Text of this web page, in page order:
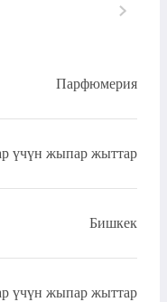
Парфюмерия
үчүн жыпар жыттар
Бишкек
үчүн жыпар жыттар